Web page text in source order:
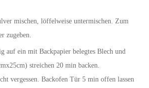
mischen, löffelweise untermischen. Zum
zugeben.
auf ein mit Backpapier belegtes Blech und
streichen 20 min backen.
vergessen. Backofen Tür 5 min offen lassen